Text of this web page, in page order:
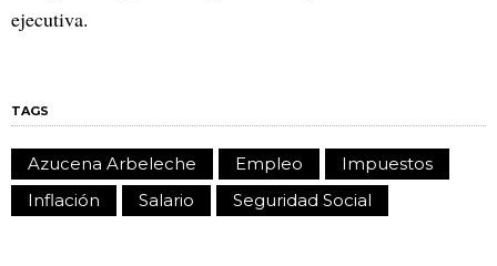
ejecutiva.
TAGS
Azucena Arbeleche Empleo
Impuestos
Inflación
Salario Seguridad Social